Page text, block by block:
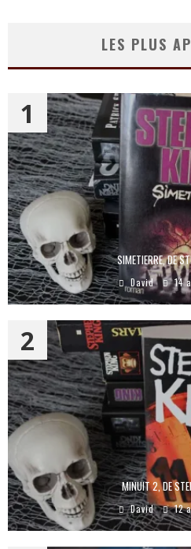
LES PLUS
SIMETIERRE, DE
David 14
1
MINUIT 2, DE
David 12
2